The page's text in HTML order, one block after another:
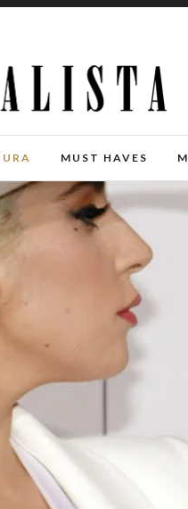
MUST HAVES